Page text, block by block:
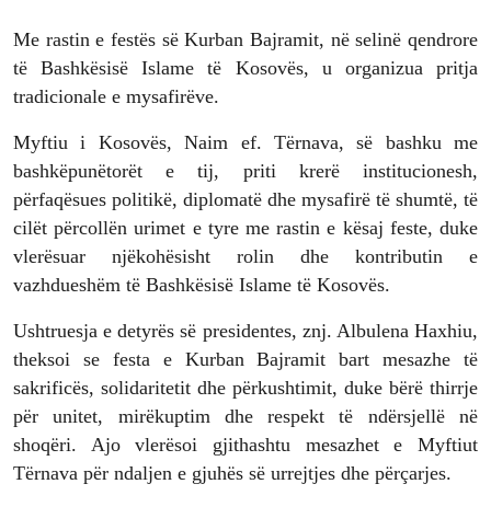
Me rastin e festës së Kurban Bajramit, në selinë qendrore
të Bashkësisë Islame të Kosovës, u organizua pritja
tradicionale e mysafirëve.
Myftiu i Kosovës, Naim ef. Tërnava, së bashku me
bashkëpunëtorët e tij, priti krerë institucionesh,
përfaqësues politikë, diplomatë dhe mysafirë të shumtë, të
cilët përcollën urimet e tyre me rastin e kësaj feste, duke
vlerësuar njëkohësisht rolin dhe kontributin e
vazhdueshëm të Bashkësisë Islame të Kosovës.
Ushtruesja e detyrës së presidentes, znj. Albulena Haxhiu,
theksoi se festa e Kurban Bajramit bart mesazhe të
sakrificës, solidaritetit dhe përkushtimit, duke bërë thirrje
për unitet, mirëkuptim dhe respekt të ndërsjellë në
shoqëri. Ajo vlerësoi gjithashtu mesazhet e Myftiut
Tërnava për ndaljen e gjuhës së urrejtjes dhe përçarjes.